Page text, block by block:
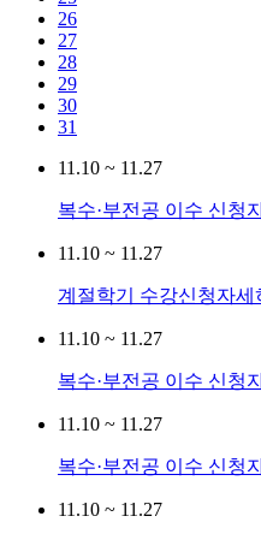
26
27
28
29
30
31
11.10 ~ 11.27
복수·부전공 이수 신청
11.10 ~ 11.27
계절학기 수강신청자세
11.10 ~ 11.27
복수·부전공 이수 신청
11.10 ~ 11.27
복수·부전공 이수 신청
11.10 ~ 11.27